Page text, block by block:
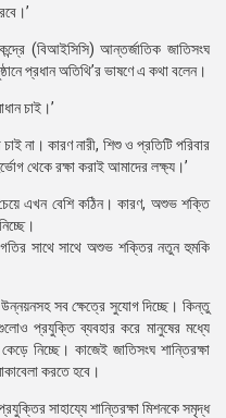
(বিআইসিসি) আন্তর্জাতিক জাতিসংঘ
প্রধান অতিথি’র ভাষণে এ কথা বলেন।
চাই।’
না। কারণ নারী, শিশু ও প্রতিটি পরিবার
থেকে রক্ষা করাই আমাদের লক্ষ্য।’
চেয়ে এখন বেশি কঠিন। কারণ, অশুভ শক্তি
সাথে সাথে অশুভ শক্তির নতুন হুমকি
সব ক্ষেত্রে সুযোগ দিচ্ছে। কিন্তু
প্রযুক্তি ব্যবহার করে মানুষের মধ্যে
নিচ্ছে। কাজেই জাতিসংঘ শান্তিরক্ষা
করতে হবে।
সাহায্যে শান্তিরক্ষা মিশনকে সমৃদ্ধ